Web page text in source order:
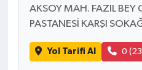
AKSOY MAH. FAZIL BEY
PASTANESİ KARŞI
Yol Tarifi Al 0